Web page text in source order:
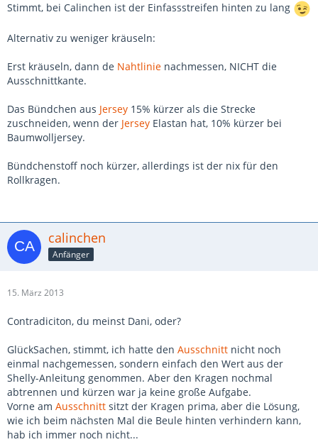
Stimmt, bei Calinchen ist der Einfassstreifen hinten zu lang
Alternativ zu weniger kräuseln:
Erst kräuseln, dann de Nahtlinie nachmessen, NICHT die
Ausschnittkante.
Das Bündchen aus Jersey 15% kürzer als die Strecke
zuschneiden, wenn der Jersey Elastan hat, 10% kürzer bei
Baumwolljersey.
Bündchenstoff noch kürzer, allerdings ist der nix für den
Rollkragen.
calinchen
Anfänger
15. März 2013
Contradiciton, du meinst Dani, oder?
GlückSachen, stimmt, ich hatte den Ausschnitt nicht noch
einmal nachgemessen, sondern einfach den Wert aus der
Shelly-Anleitung genommen. Aber den Kragen nochmal
abtrennen und kürzen war ja keine große Aufgabe.
Vorne am Ausschnitt sitzt der Kragen prima, aber die Lösung,
wie ich beim nächsten Mal die Beule hinten verhindern kann,
hab ich immer noch nicht...